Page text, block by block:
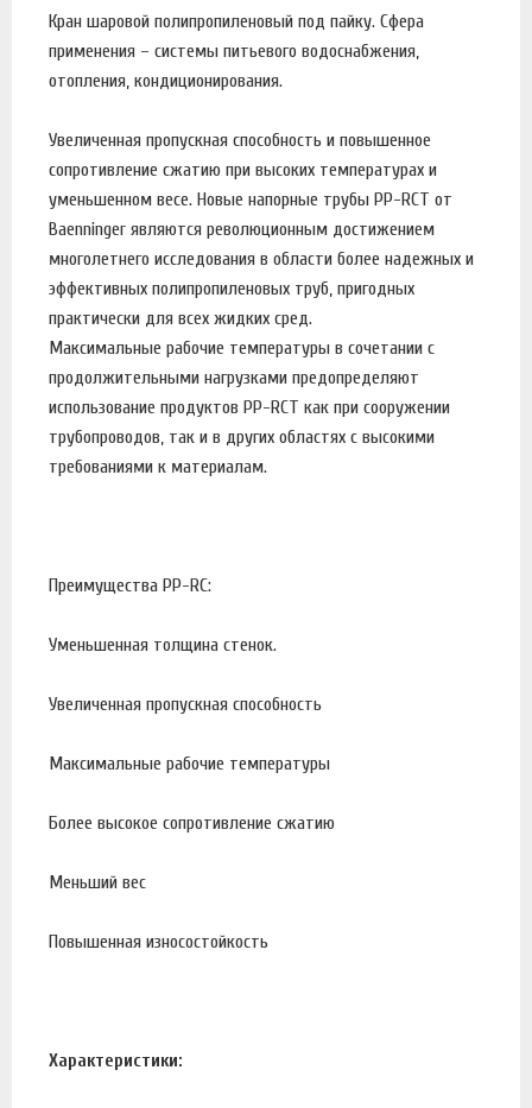
Кран шаровой полипропиленовый под пайку. Сфера
применения – системы питьевого водоснабжения,
отопления, кондиционирования.
Увеличенная пропускная способность и повышенное
сопротивление сжатию при высоких температурах и
уменьшенном весе. Новые напорные трубы PP-RCT от
Baenninger являются революционным достижением
многолетнего исследования в области более надежных и
эффективных полипропиленовых труб, пригодных
практически для всех жидких сред.
Максимальные рабочие температуры в сочетании с
продолжительными нагрузками предопределяют
использование продуктов PP-RCT как при сооружении
трубопроводов, так и в других областях с высокими
требованиями к материалам.
Преимущества PP-RC:
Уменьшенная толщина стенок.
Увеличенная пропускная способность
Максимальные рабочие температуры
Более высокое сопротивление сжатию
Меньший вес
Повышенная износостойкость
Характеристики: